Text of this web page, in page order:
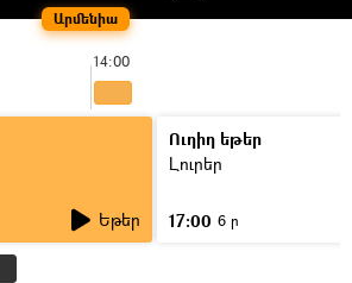
Արմենիա
14:00
Եթեր
Ուղիղ եթեր
Լուրեր
17:00 6 ր